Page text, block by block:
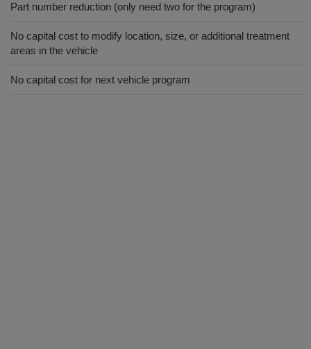
Part number reduction (only need two for the program)
No capital cost to modify location, size, or additional treatment
areas in the vehicle
No capital cost for next vehicle program